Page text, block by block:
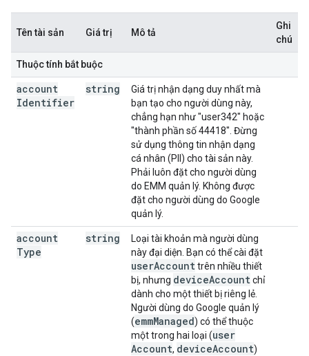
Tên tài sản Giá trị Mô tả
Ghi
chú
Thuộc tính bắt buộc
account
Identifier
string
Giá trị nhận dạng duy nhất mà
bạn tạo cho người dùng này,
chẳng hạn như "user342" hoặc
"thành phần số 44418". Đừng
sử dụng thông tin nhận dạng
cá nhân (PII) cho tài sản này.
Phải luôn đặt cho người dùng
do EMM quản lý. Không được
đặt cho người dùng do Google
quản lý.
account
Type
string
Loại tài khoản mà người dùng
này đại diện. Bạn có thể cài đặt
userAccounttrên nhiều thiết
bị, nhưng deviceAccountchỉ
dành cho một thiết bị riêng lẻ.
Người dùng do Google quản lý
(emmManaged) có thể thuộc
một trong hai loại (user
Account, deviceAccount)